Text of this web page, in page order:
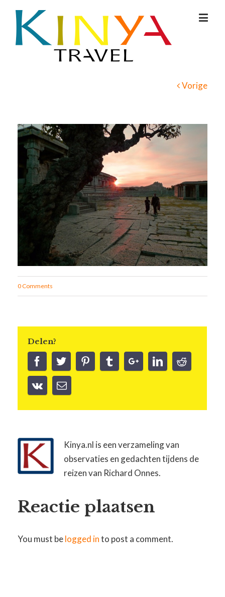
Vorige
0 Comments
Delen?
Kinya.nl is een verzameling van
observaties en gedachten tijdens de
reizen van Richard Onnes.
Reactie plaatsen
You must belogged into post a comment.